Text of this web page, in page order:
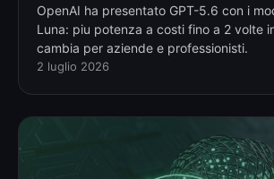
OpenAI ha presentato GPT-5.6 con i
Luna: piu potenza a costi fino a 2 volte
cambia per aziende e professionisti.
2 luglio 2026